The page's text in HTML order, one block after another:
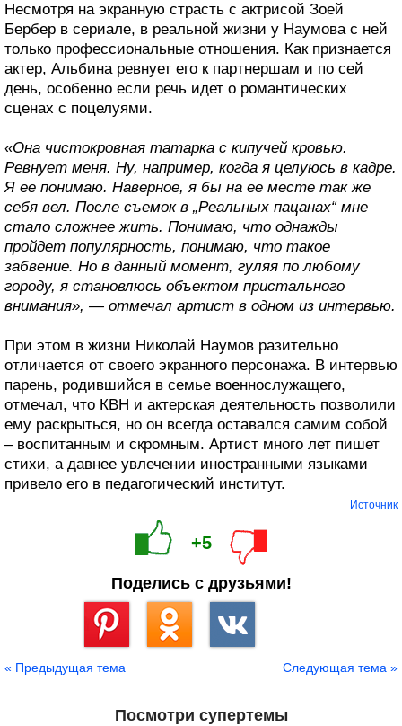
Несмотря на экранную страсть с актрисой Зоей
Бербер в сериале, в реальной жизни у Наумова с ней
только профессиональные отношения. Как признается
актер, Альбина ревнует его к партнершам и по сей
день, особенно если речь идет о романтических
сценах с поцелуями.
«Она чисто­кровная татарка с кипучей кровью.
Ревнует меня. Ну, например, когда я целуюсь в кадре.
Я ее понимаю. Наверное, я бы на ее месте так же
себя вел. После съемок в „Реальных пацанах“ мне
стало сложнее жить. Понимаю, что однажды
пройдет популярность, понимаю, что такое
забвение. Но в данный момент, гуляя по любому
городу, я становлюсь объектом пристального
внимания», — отмечал артист в одном из интервью.
При этом в жизни Николай Наумов разительно
отличается от своего экранного персонажа. В интервью
парень, родившийся в семье военнослужащего,
отмечал, что КВН и актерская деятельность позволили
ему раскрыться, но он всегда оставался самим собой
– воспитанным и скромным. Артист много лет пишет
стихи, а давнее увлечении иностранными языками
привело его в педагогический институт.
Источник
+5
Поделись с друзьями!
« Предыдущая тема Следующая тема »
Посмотри супертемы